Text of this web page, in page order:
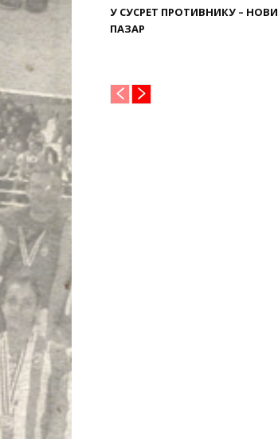
У СУСРЕТ ПРОТИВНИКУ – НОВИ
ПАЗАР